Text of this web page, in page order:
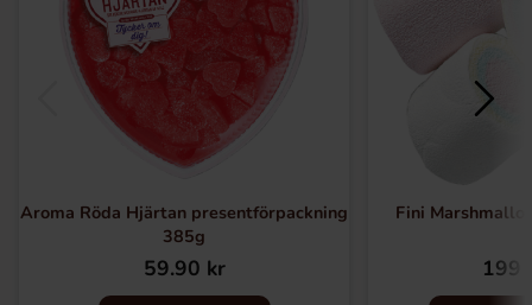
Aroma Röda Hjärtan presentförpackning
385g
59.90 kr
Fini
199